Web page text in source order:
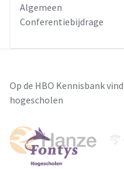
Algemeen
Conferentiebijdrage
Op de HBO Kennisbank
hogescholen